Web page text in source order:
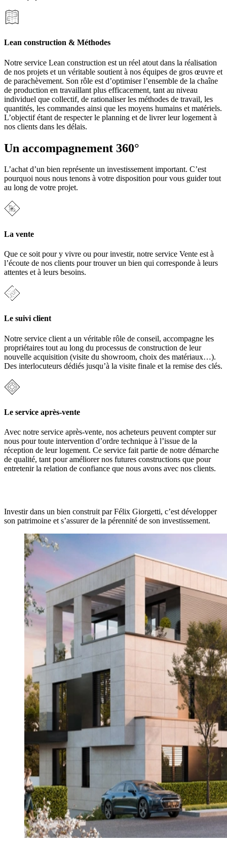
Lean construction & Méthodes
Notre service Lean construction est un réel atout dans la réalisation
de nos projets et un véritable soutient à nos équipes de gros œuvre et
de parachèvement. Son rôle est d’optimiser l’ensemble de la chaîne
de production en travaillant plus efficacement, tant au niveau
individuel que collectif, de rationaliser les méthodes de travail, les
quantités, les commandes ainsi que les moyens humains et matériels.
L’objectif étant de respecter le planning et de livrer leur logement à
nos clients dans les délais.
Un accompagnement 360°
L’achat d’un bien représente un investissement important. C’est
pourquoi nous nous tenons à votre disposition pour vous guider tout
au long de votre projet.
La vente
Que ce soit pour y vivre ou pour investir, notre service Vente est à
l’écoute de nos clients pour trouver un bien qui corresponde à leurs
attentes et à leurs besoins.
Le suivi client
Notre service client a un véritable rôle de conseil, accompagne les
propriétaires tout au long du processus de construction de leur
nouvelle acquisition (visite du showroom, choix des matériaux…).
Des interlocuteurs dédiés jusqu’à la visite finale et la remise des clés.
Le service après-vente
Avec notre service après-vente, nos acheteurs peuvent compter sur
nous pour toute intervention d’ordre technique à l’issue de la
réception de leur logement. Ce service fait partie de notre démarche
de qualité, tant pour améliorer nos futures constructions que pour
entretenir la relation de confiance que nous avons avec nos clients.
Investir dans un bien construit par Félix Giorgetti, c’est développer
son patrimoine et s’assurer de la pérennité de son investissement.